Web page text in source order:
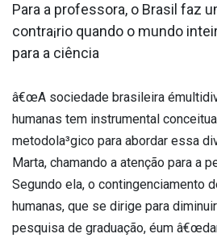
Para a professora, o Brasil faz
contra¡rio quando o mundo
para a ciência
â€œA sociedade brasileira
humanas tem instrumental
metodola³gico para abordar essa
Marta, chamando a atenção para a
Segundo ela, o contingenciamento
humanas, que se dirige para
pesquisa de graduação, éum